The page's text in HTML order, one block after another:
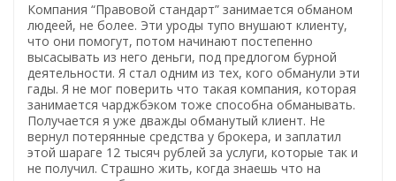
Компания “Правовой стандарт” занимается обманом
людеей, не более. Эти уроды тупо внушают клиенту,
что они помогут, потом начинают постепенно
высасывать из него деньги, под предлогом бурной
деятельности. Я стал одним из тех, кого обманули эти
гады. Я не мог поверить что такая компания, которая
занимается чарджбэком тоже способна обманывать.
Получается я уже дважды обманутый клиент. Не
вернул потерянные средства у брокера, и заплатил
этой шараге 12 тысяч рублей за услуги, которые так и
не получил. Страшно жить, когда знаешь что на